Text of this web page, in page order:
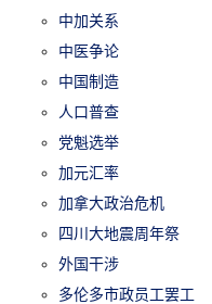
中加关系
中医争论
中国制造
人口普查
党魁选举
加元汇率
加拿大政治危机
四川大地震周年祭
外国干涉
多伦多市政员工罢工